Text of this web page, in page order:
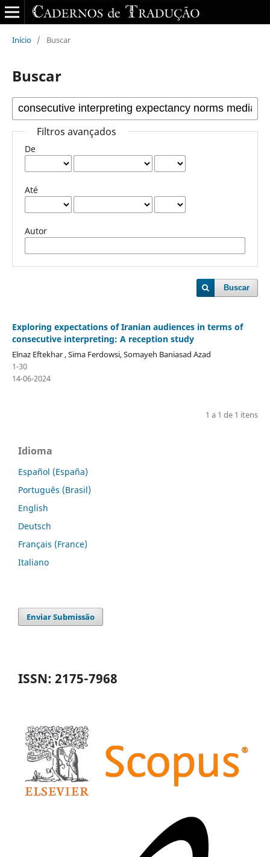
Início / Buscar
Buscar
Filtros avançados
De
Até
Autor
Buscar
Exploring expectations of Iranian audiences in terms of
consecutive interpreting: A reception study
Elnaz Eftekhar , Sima Ferdowsi, Somayeh Baniasad Azad
1-30
14-06-2024
1 a 1 de 1 itens
Idioma
Español (España)
Português (Brasil)
English
Deutsch
Français (France)
Italiano
Enviar Submissão
ISSN: 2175-7968